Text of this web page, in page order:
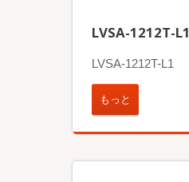
LVSA-1212T-L1
LVSA-1212T-L1
もっと